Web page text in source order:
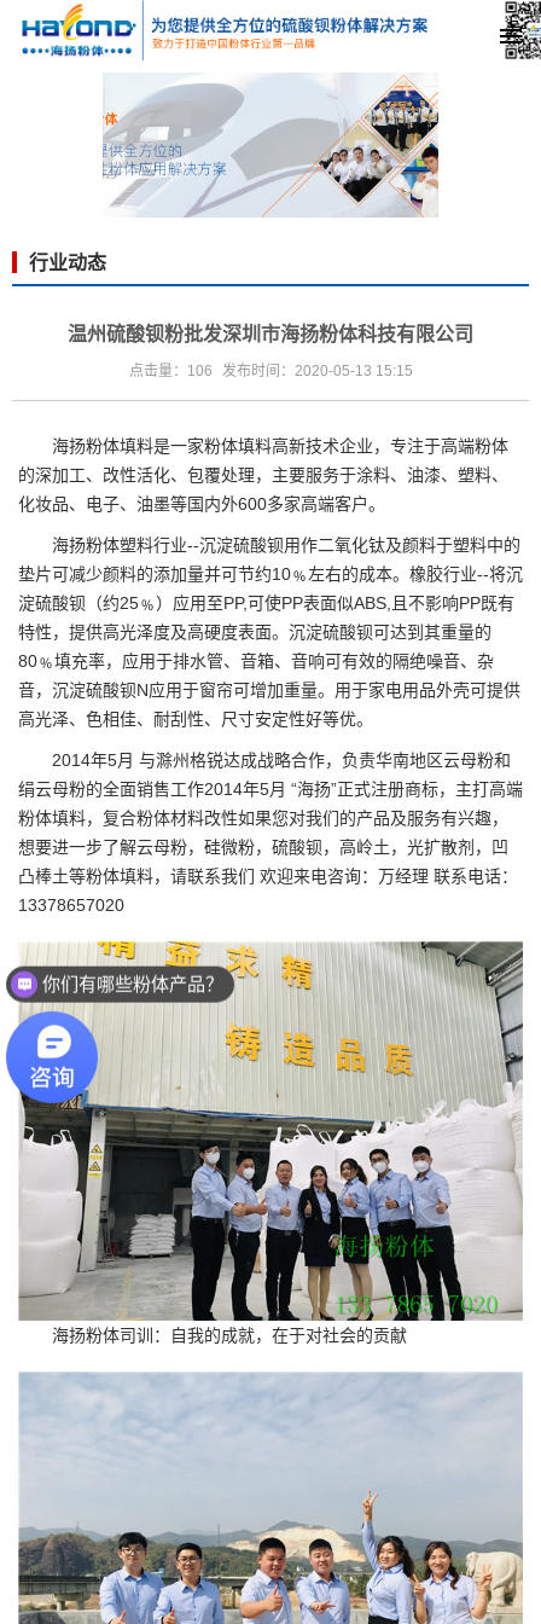
行业动态
温州硫酸钡粉批发深圳市海扬粉体科技有限公司
点击量：106 发布时间：2020-05-13 15:15
海扬粉体填料是一家粉体填料高新技术企业，专注于高端粉体
的深加工、改性活化、包覆处理，主要服务于涂料、油漆、塑料、
化妆品、电子、油墨等国内外600多家高端客户。
海扬粉体塑料行业--沉淀硫酸钡用作二氧化钛及颜料于塑料中的
垫片可减少颜料的添加量并可节约10﹪左右的成本。橡胶行业--将沉
淀硫酸钡（约25﹪）应用至PP,可使PP表面似ABS,且不影响PP既有
特性，提供高光泽度及高硬度表面。沉淀硫酸钡可达到其重量的
80﹪填充率，应用于排水管、音箱、音响可有效的隔绝噪音、杂
音，沉淀硫酸钡N应用于窗帘可增加重量。用于家电用品外壳可提供
高光泽、色相佳、耐刮性、尺寸安定性好等优。
2014年5月 与滁州格锐达成战略合作，负责华南地区云母粉和
绢云母粉的全面销售工作2014年5月 “海扬”正式注册商标，主打高端
粉体填料，复合粉体材料改性如果您对我们的产品及服务有兴趣，
想要进一步了解云母粉，硅微粉，硫酸钡，高岭土，光扩散剂，凹
凸棒土等粉体填料，请联系我们 欢迎来电咨询：万经理 联系电话：
13378657020
海扬粉体司训：自我的成就，在于对社会的贡献
你们有哪些粉体产品？